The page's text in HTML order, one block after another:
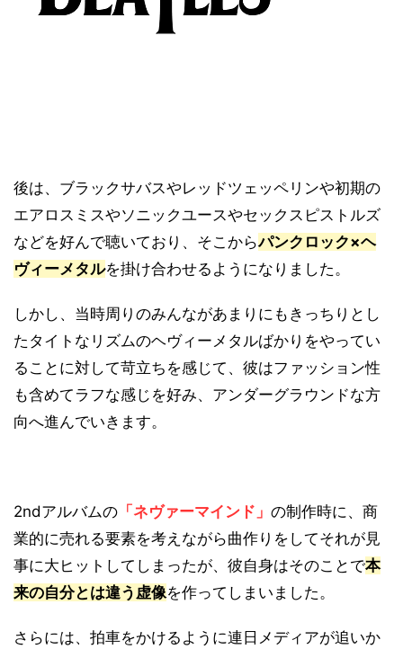
後は、ブラックサバスやレッドツェッペリンや初期の
エアロスミスやソニックユースやセックスピストルズ
などを好んで聴いており、そこからパンクロック×ヘ
ヴィーメタルを掛け合わせるようになりました。
しかし、当時周りのみんながあまりにもきっちりとし
たタイトなリズムのヘヴィーメタルばかりをやってい
ることに対して苛立ちを感じて、彼はファッション性
も含めてラフな感じを好み、アンダーグラウンドな方
向へ進んでいきます。
2ndアルバムの 「ネヴァーマインド」 の制作時に、商
業的に売れる要素を考えながら曲作りをしてそれが見
事に大ヒットしてしまったが、彼自身はそのことで本
来の自分とは違う虚像を作ってしまいました。
さらには、拍車をかけるように連日メディアが追いか